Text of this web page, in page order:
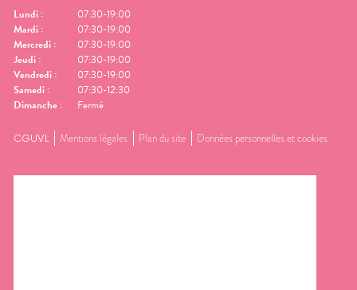
Lundi :
07:30-19:00
Mardi :
07:30-19:00
Mercredi :
07:30-19:00
Jeudi :
07:30-19:00
Vendredi :
07:30-19:00
Samedi :
07:30-12:30
Dimanche : Fermé
CGUVL Mentions légales Plan du site Données personnelles et cookies